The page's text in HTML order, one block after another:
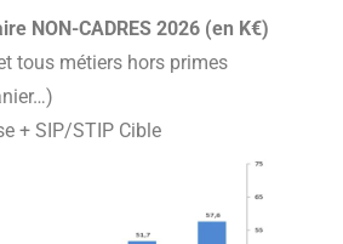
NON-CADRES 2026 (en K€)
tous métiers hors primes
+ SIP/STIP Cible